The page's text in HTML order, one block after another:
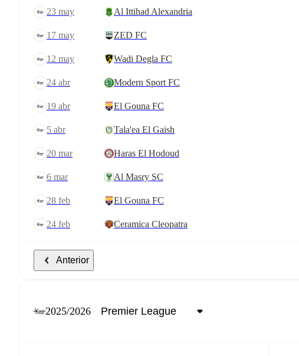
23 may Al Ittihad Alexandria
17 may ZED FC
12 may Wadi Degla FC
24 abr Modern Sport FC
19 abr El Gouna FC
5 abr Tala'ea El Gaish
20 mar Haras El Hodoud
6 mar Al Masry SC
28 feb El Gouna FC
24 feb Ceramica Cleopatra
Anterior
2025/2026